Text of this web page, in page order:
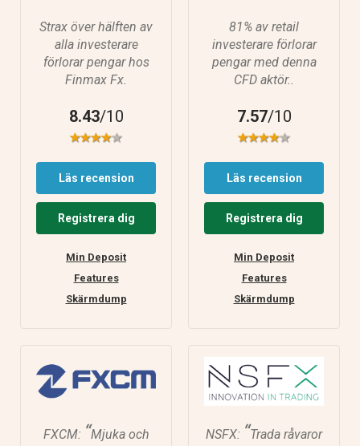
Strax över hälften av
alla investerare
förlorar pengar hos
Finmax Fx.
8.43/10
Läs recension
Registrera dig
Min Deposit
Features
Skärmdump
81% av retail
investerare förlorar
pengar med denna
CFD aktör..
7.57/10
Läs recension
Registrera dig
Min Deposit
Features
Skärmdump
FXCM: “Mjuka och
NSFX: “Trada råvaror